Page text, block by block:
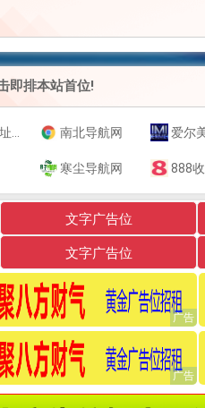
即排本站首位!
南北导航网 爱尔
寒尘导航网 888